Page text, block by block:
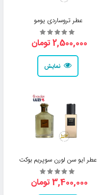
عطر تروساردی یومو
2,500,000 تومان
نمایش
عطر ایو سن لورن سوپریم بوکت
3,400,000 تومان